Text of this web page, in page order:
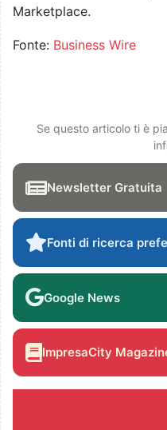
Marketplace.
Fonte: Business Wire
Se questo articolo ti è
Newsletter Gratuita
Fonti di ricerca
Google News
ImpresaCity